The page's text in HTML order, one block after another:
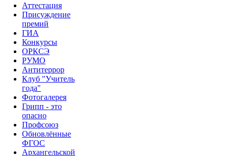
Аттестация
Присуждение
премий
ГИА
Конкурсы
ОРКСЭ
РУМО
Антитеррор
Клуб "Учитель
года"
Фотогалерея
Грипп - это
опасно
Профсоюз
Обновлённые
ФГОС
Архангельской